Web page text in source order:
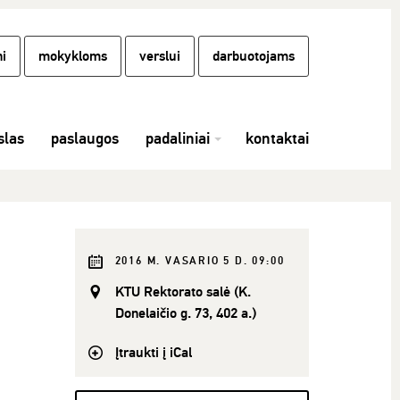
mokykloms verslui darbuotojams
paslaugos padaliniai kontaktai
2016 M. VASARIO 5 D. 09:00
KTU Rektorato salė (K.
Donelaičio g. 73, 402 a.)
Įtraukti į iCal